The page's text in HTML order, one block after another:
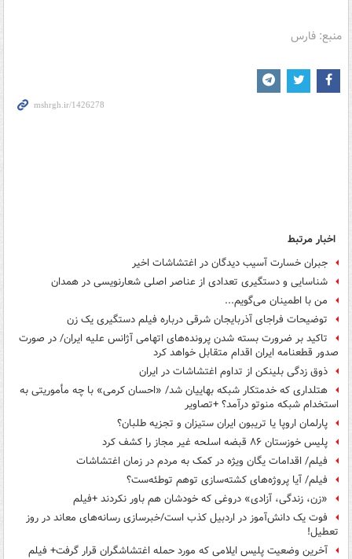
منبع: فارس
اخبار مرتبط
جبران خسارت آسیب دیدگان در اغتشاشات اخیر
شناسایی و دستگیری تعدادی از عناصر اصلی شعارنویسی در همدان
من با اطمینان می‌گویم...
توضیحات فراجای آذربایجان شرقی درباره فیلم دستگیری یک زن
تاکید بر ضرورت بسته شدن پرونده‌های اتهامی آژانس علیه ایران/ در صورت
صدور قطعنامه ایران اقدام متقابل خواهد کرد
ذوق زدگی بلینکن از تداوم اغتشاشات در ایران
هتلداری که خدمتکار شبکه بهاییان شد/ «احسان کرمی» با چه مأموریتی به
استخدام شبکه منوتو درآمد؟ +تصاویر
پارلمان اروپا یا تریبون ایران ستیزان و تجزیه طلبان؟
پلیس خوزستان ۸۶ قبضه اسلحه غیر مجاز را کشف کرد
فیلم/ اقدامات یگان ویژه در کمک به مردم در زمان اغتشاشات
فیلم/ آیا پروژه‌های کشته‌سازی توهم توطئه‌ست؟
«زن، زندگی، آزادی» دروغی که خودشان هم باور نکردند +فیلم
فوت یک دانش‌آموز در اردبیل کذب است/خبرسازی رسانه‌های معاند در روز
تعطیل!
آخرین وضعیت پلیس ایلامی که مورد حمله اغتشاشگران قرار گرفت+ فیلم